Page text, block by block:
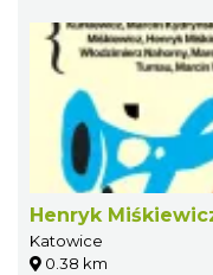
Henryk
Katowice
0.38 km